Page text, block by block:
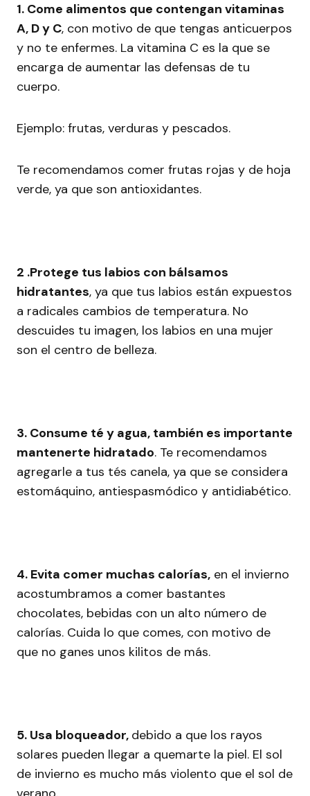
1. Come alimentos que contengan vitaminas
A, D y C, con motivo de que tengas anticuerpos
y no te enfermes. La vitamina C es la que se
encarga de aumentar las defensas de tu
cuerpo.
Ejemplo: frutas, verduras y pescados.
Te recomendamos comer frutas rojas y de hoja
verde, ya que son antioxidantes.
2 .Protege tus labios con bálsamos
hidratantes, ya que tus labios están expuestos
a radicales cambios de temperatura. No
descuides tu imagen, los labios en una mujer
son el centro de belleza.
3. Consume té y agua, también es importante
mantenerte hidratado. Te recomendamos
agregarle a tus tés canela, ya que se considera
estomáquino, antiespasmódico y antidiabético.
4. Evita comer muchas calorías, en el invierno
acostumbramos a comer bastantes
chocolates, bebidas con un alto número de
calorías. Cuida lo que comes, con motivo de
que no ganes unos kilitos de más.
5. Usa bloqueador, debido a que los rayos
solares pueden llegar a quemarte la piel. El sol
de invierno es mucho más violento que el sol de